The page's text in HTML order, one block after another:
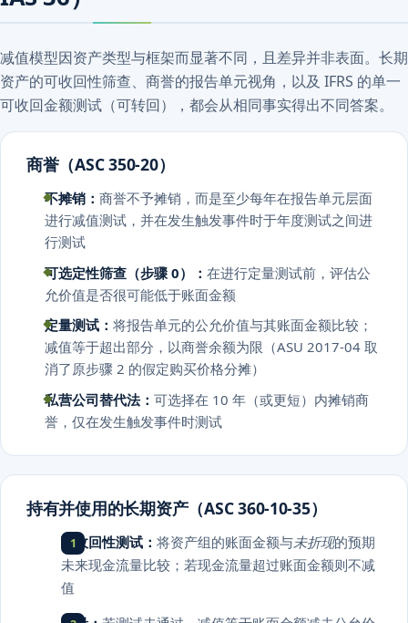
减值模型因资产类型与框架而显著不同，且差异并非表面。长期
资产的可收回性筛查、商誉的报告单元视角，以及 IFRS 的单一
可收回金额测试（可转回），都会从相同事实得出不同答案。
商誉（ASC 350-20）
不摊销： 商誉不予摊销，而是至少每年在报告单元层面
进行减值测试，并在发生触发事件时于年度测试之间进
行测试
可选定性筛查（步骤 0）： 在进行定量测试前，评估公
允价值是否很可能低于账面金额
定量测试： 将报告单元的公允价值与其账面金额比较；
减值等于超出部分，以商誉余额为限（ASU 2017-04 取
消了原步骤 2 的假定购买价格分摊）
私营公司替代法： 可选择在 10 年（或更短）内摊销商
誉，仅在发生触发事件时测试
持有并使用的长期资产（ASC 360-10-35）
可收回性测试：将资产组的账面金额与 未折现的预期
未来现金流量比较；若现金流量超过账面金额则不减
值
计量： 若测试未通过，减值等于账面金额减去公允价